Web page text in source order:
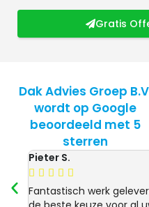
Gratis
Dak Advies Groep
wordt op Google
beoordeeld met 5
sterren
Pieter S.
    
Fantastisch werk